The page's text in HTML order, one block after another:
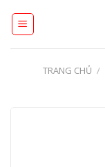
TRANG CHỦ /